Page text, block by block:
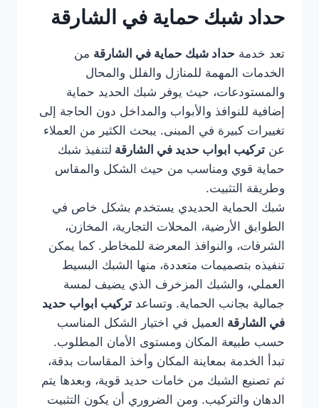
حداد شبك حماية في الشارقة
تعد خدمة حداد شبك حماية في الشارقة من
الخدمات المهمة للمنازل والفلل والمحال
والمستودعات، حيث يوفر شبك الحديد حماية
إضافية للنوافذ والأبواب والمداخل دون الحاجة إلى
تغييرات كبيرة في المبنى. يبحث الكثير من العملاء
عن تركيب ابواب حديد في الشارقة لتنفيذ شبك
حماية قوي ومناسب من حيث الشكل والمقاس
وطريقة التثبيت.
شبك الحماية الحديدي يستخدم بشكل خاص في
الطوابق الأرضية، المحلات التجارية، المخازن،
الشرفات، والنوافذ المعرضة للمخاطر. كما يمكن
تنفيذه بتصميمات متعددة، منها الشبك البسيط
العملي، والشبك المزخرف الذي يضيف لمسة
جمالية بجانب الحماية. وتساعد تركيب ابواب حديد
في الشارقة العميل في اختيار الشكل المناسب
حسب طبيعة المكان ومستوى الأمان المطلوب.
تبدأ الخدمة بمعاينة المكان وأخذ المقاسات بدقة،
ثم تصنيع الشبك من خامات حديد قوية، وبعدها يتم
الدهان والتركيب. ومن الضروري أن يكون التثبيت